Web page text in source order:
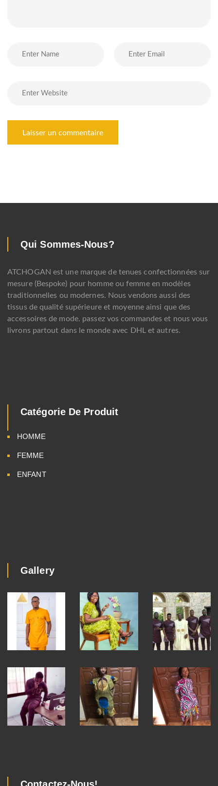
Qui Sommes-Nous?
ATCHOGAN est une marque de tenues confectionnées sur
mesure (Bespoke) pour homme ou femme en modèles
traditionnelles ou modernes. Nous vendons aussi des
tissus de qualité supérieure et moyenne ainsi que des
accessoires de mode. passez vos commandes et nous vous
livrons partout dans le monde avec DHL et autres.
Catégorie De Produit
HOMME
FEMME
ENFANT
Gallery